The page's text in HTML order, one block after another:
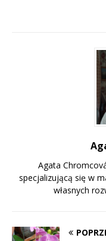
Agata
specjalizującą się w
własnych